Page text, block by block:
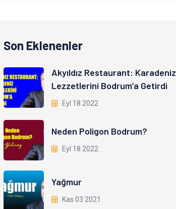
Son Eklenenler
Akyıldız Restaurant: Karadeniz
Lezzetlerini Bodrum’a Getirdi
Eyl 18 2022
Neden Poligon Bodrum?
Eyl 18 2022
Yağmur
Kas 03 2021